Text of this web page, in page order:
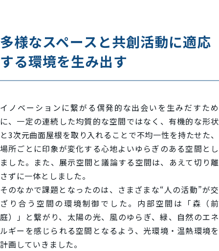
多様なスペースと共創活動に適応
する環境を生み出す
イノベーションに繋がる偶発的な出会いを生みだすため
に、一定の連続した均質的な空間ではなく、有機的な形状
と3次元曲面屋根を取り入れることで不均一性を持たせた、
場所ごとに印象が変化する心地よいゆらぎのある空間とし
ました。また、展示空間と議論する空間は、あえて切り離
さずに一体としました。
そのなかで課題となったのは、さまざまな“人の活動”が交
ざり合う空間の環境制御でした。内部空間は「森（前
庭）」と繋がり、太陽の光、風のゆらぎ、緑、自然のエネ
ルギーを感じられる空間となるよう、光環境・温熱環境を
計画していきました。